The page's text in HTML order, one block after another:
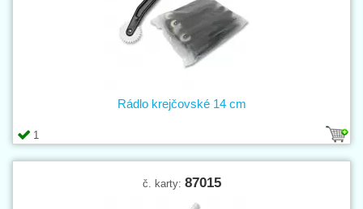
1
Rádlo krejčovské 14 cm
č. karty: 87015